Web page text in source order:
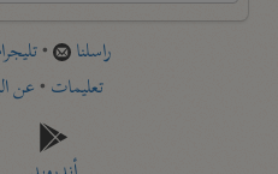
راسلنا •
تعليمات •عن